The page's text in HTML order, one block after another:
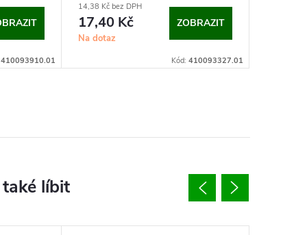
410093910.01
14,38 Kč bez DPH
17,40 Kč
Na dotaz
ZOBRAZIT
Kód: 410093327.01